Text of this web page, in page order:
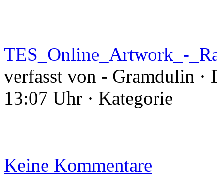
TES_Online_Artwork_-
verfasst von - Gramdulin ·
13:07 Uhr · Kategorie
Keine Kommentare